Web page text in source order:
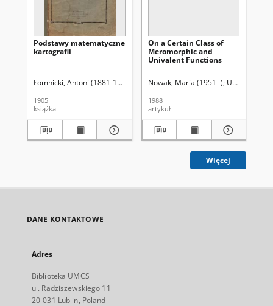
Podstawy matematyczne
kartografii
Łomnicki, Antoni (1881-1941)
1905
książka
On a Certain Class of
Meromorphic and
Univalent Functions
Nowak, Maria (1951- ) Uniwersytet
1988
artykuł
Więcej
DANE KONTAKTOWE
Adres
Biblioteka UMCS
ul. Radziszewskiego 11
20-031 Lublin, Poland